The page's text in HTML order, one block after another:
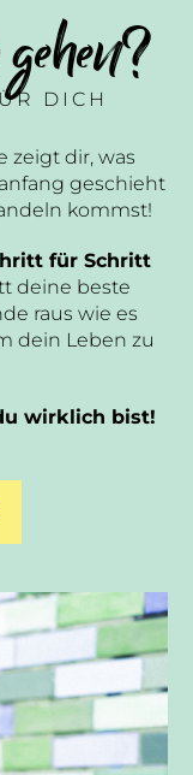
DICH
zeigt dir, was
geschieht
kommst!
für Schritt
deine beste
raus wie es
dein Leben zu
wirklich bist!